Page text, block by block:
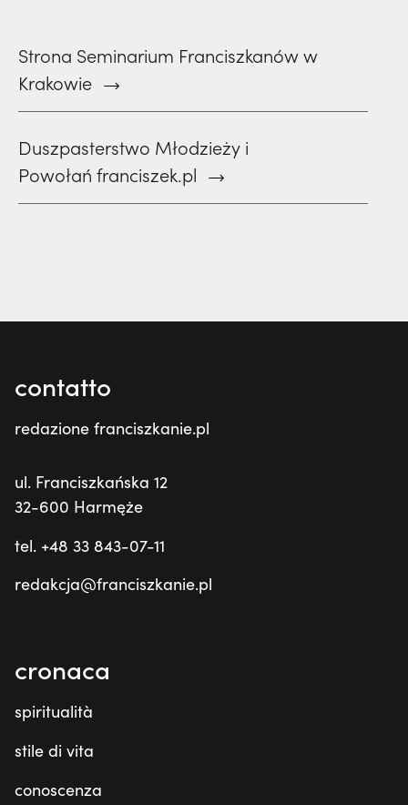
Strona Seminarium Franciszkanów w
Krakowie
Duszpasterstwo Młodzieży i
Powołań franciszek.pl
contatto
redazione franciszkanie.pl
ul. Franciszkańska 12
32-600 Harmęże
tel. +48 33 843-07-11
redakcja@franciszkanie.pl
cronaca
spiritualità
stile di vita
conoscenza